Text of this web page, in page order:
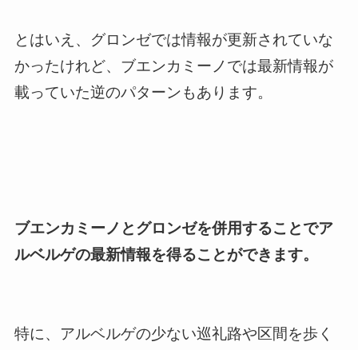
とはいえ、グロンゼでは情報が更新されていな
かったけれど、ブエンカミーノでは最新情報が
載っていた逆のパターンもあります。
ブエンカミーノとグロンゼを併用することでア
ルベルゲの最新情報を得ることができます。
特に、アルベルゲの少ない巡礼路や区間を歩く